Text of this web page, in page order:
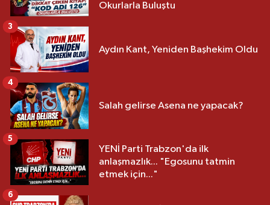
Okurlarla Buluştu
Aydın Kant, Yeniden Başhekim Oldu
3
Salah gelirse Asena ne yapacak?
4
YENİ Parti Trabzon'da ilk
anlaşmazlık... "Egosunu tatmin
etmek için..."
5
6